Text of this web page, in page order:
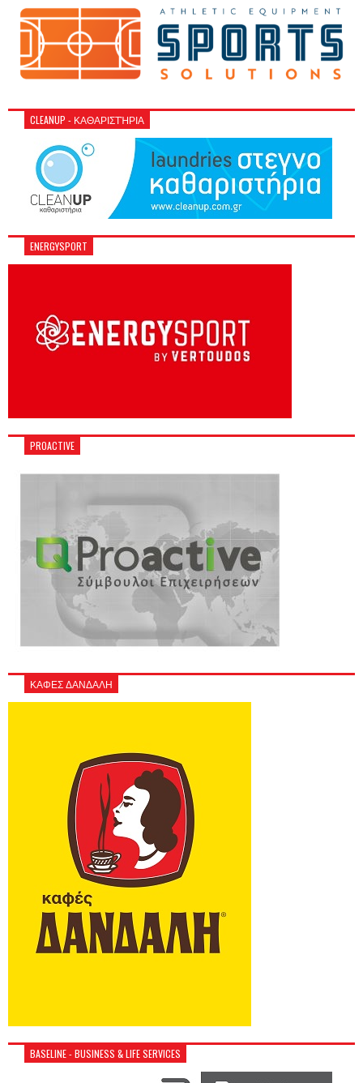
CLEANUP - ΚΑΘΑΡΙΣΤΉΡΙΑ
ENERGYSPORT
PROACTIVE
ΚΑΦΕΣ ΔΑΝΔΑΛΗ
BASELINE - BUSINESS & LIFE SERVICES